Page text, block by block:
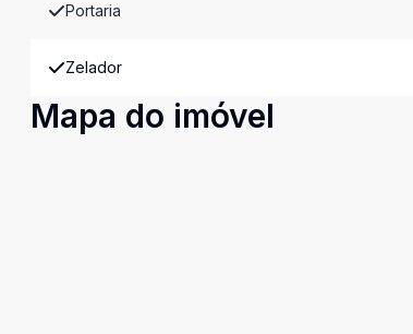
Portaria
Zelador
Mapa do imóvel